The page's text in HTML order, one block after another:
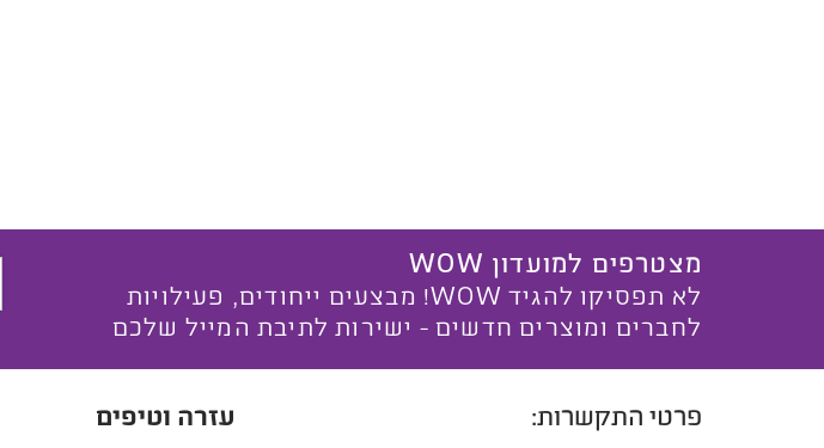
מצטרפים למועדון WOW
לא תפסיקו להגיד WOW! מבצעים ייחודים, פעילויות
לחברים ומוצרים חדשים - ישירות לתיבת המייל שלכם
פרטי התקשרות: עזרה וטיפים